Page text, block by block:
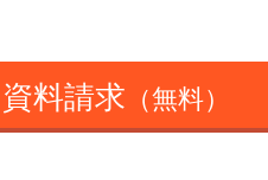
資料請求 （無料）